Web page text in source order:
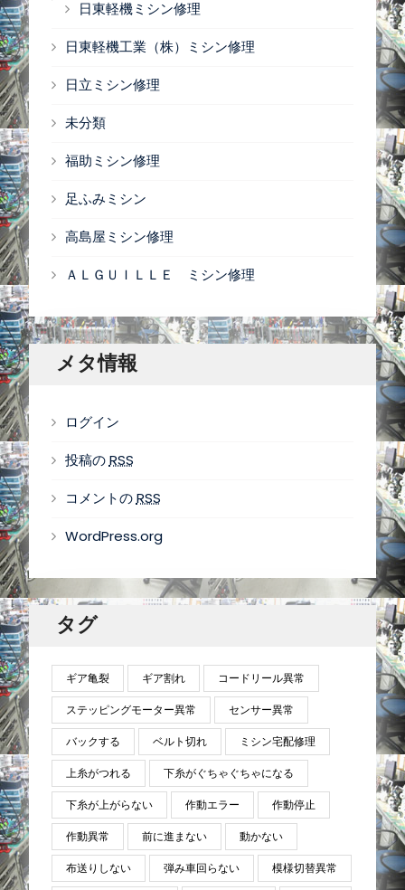
日東軽機ミシン修理
日東軽機工業（株）ミシン修理
日立ミシン修理
未分類
福助ミシン修理
足ふみミシン
高島屋ミシン修理
ＡＬＧＵＩＬＬＥ ミシン修理
メタ情報
ログイン
投稿のRSS
コメントのRSS
WordPress.org
タグ
ギア亀裂 ギア割れ コードリール異常
ステッピングモーター異常 センサー異常
バックする ベルト切れ ミシン宅配修理
上糸がつれる 下糸がぐちゃぐちゃになる
下糸が上がらない 作動エラー 作動停止
作動異常 前に進まない 動かない
布送りしない 弾み車回らない 模様切替異常